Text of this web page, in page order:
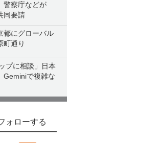
察庁などが
同要請
都にグローバル
通り
プに相談」日本
で複雑な
ォローする